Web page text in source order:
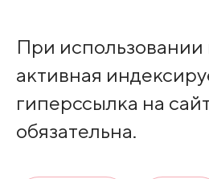
При использовании
активная
гиперссылка на
обязательна.